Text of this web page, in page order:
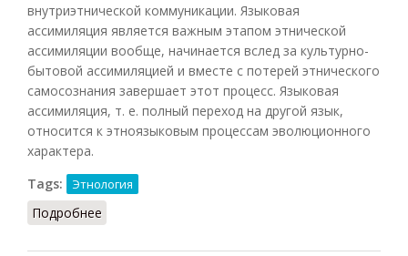
внутриэтнической коммуникации. Языковая
ассимиляция является важным этапом этнической
ассимиляции вообще, начинается вслед за культурно-
бытовой ассимиляцией и вместе с потерей этнического
самосознания завершает этот процесс. Языковая
ассимиляция, т. е. полный переход на другой язык,
относится к этноязыковым процессам эволюционного
характера.
Tags:
Этнология
Подробнее